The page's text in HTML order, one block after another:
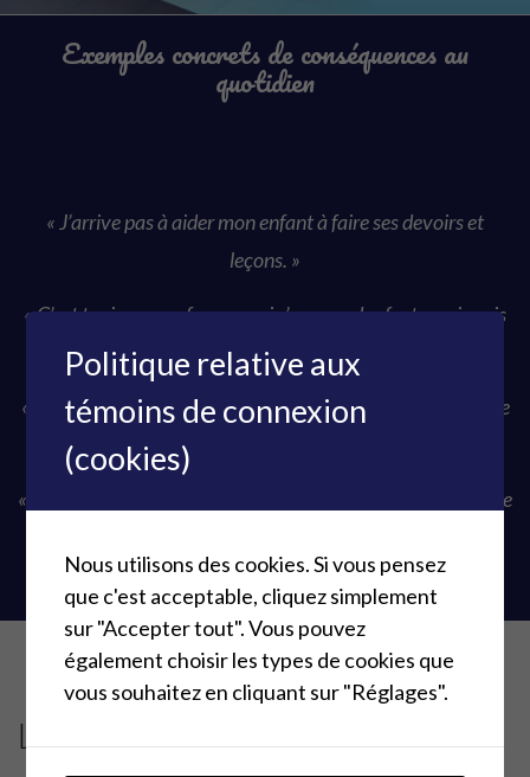
Exemples concrets de conséquences au
quotidien
« J’arrive pas à aider mon enfant à faire ses devoirs et
leçons. »
« C’est toujours ma femme qui s’occupe des factures je sais
pas ce que je vais faire si elle part avant moi. »
« j’aurais pu devenir chef d’équipe mais j’ai refusé parce que
je suis pas capable d’écrire les rapports. »
« je me trompe souvent avec mes médicaments parce que je
Le chemin de l'écriture
Politique relative aux
témoins de connexion
(cookies)
Nous utilisons des cookies. Si vous pensez
que c'est acceptable, cliquez simplement
sur "Accepter tout". Vous pouvez
également choisir les types de cookies que
vous souhaitez en cliquant sur "Réglages".